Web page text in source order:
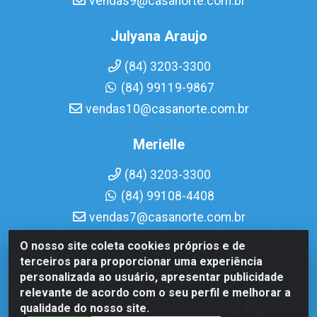
O nosso site coleta cookies próprios e de
terceiros para proporcionar uma experiência
personalizada ao usuário, apresentar publicidade
relevante de acordo com o seu perfil e melhorar a
qualidade do nosso site.
Julyana Araujo
(84) 3203-3300
(84) 99119-9867
vendas10@casanorte.com.br
Merielle
(84) 3203-3300
(84) 99108-4408
vendas7@casanorte.com.br
Casa Norte LTDA - Av. Interventor Mário Câmara, 1815 -
Dix-Sept Rosado, Natal/RN - CEP 59054-600 - CNPJ
08.713.513/0001-51